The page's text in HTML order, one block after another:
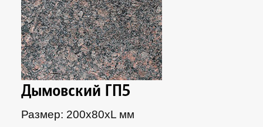
Дымовский ГП5
Размер: 200х80xL мм